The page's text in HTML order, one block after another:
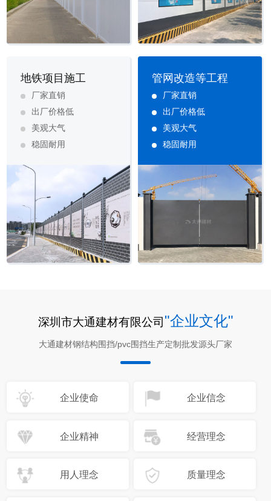
地铁项目施工
厂家直销
出厂价格低
美观大气
稳固耐用
管网改造等工程
厂家直销
出厂价格低
美观大气
稳固耐用
深圳市大通建材有限公司 "企业文化"
大通建材钢结构围挡/pvc围挡生产定制批发源头厂家
企业使命 企业信念
企业精神 经营理念
用人理念 质量理念